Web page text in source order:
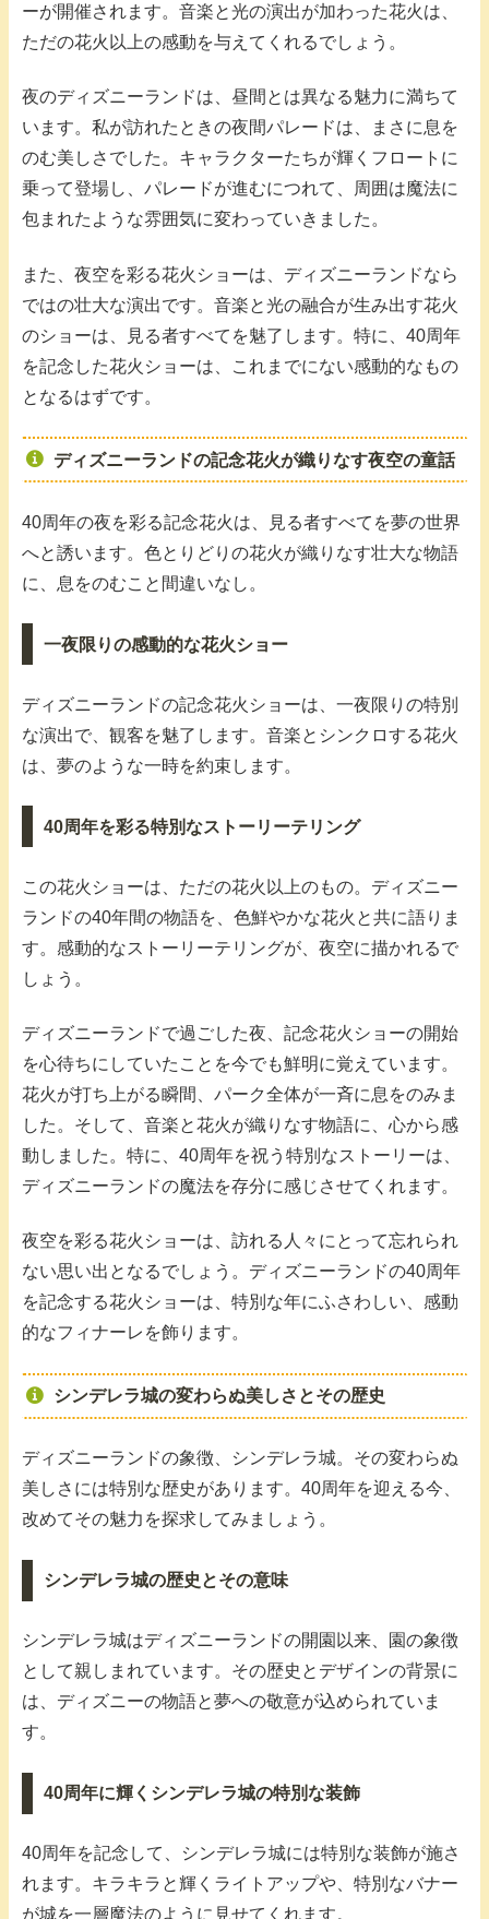
ーが開催されます。音楽と光の演出が加わった花火は、
ただの花火以上の感動を与えてくれるでしょう。
夜のディズニーランドは、昼間とは異なる魅力に満ちて
います。私が訪れたときの夜間パレードは、まさに息を
のむ美しさでした。キャラクターたちが輝くフロートに
乗って登場し、パレードが進むにつれて、周囲は魔法に
包まれたような雰囲気に変わっていきました。
また、夜空を彩る花火ショーは、ディズニーランドなら
ではの壮大な演出です。音楽と光の融合が生み出す花火
のショーは、見る者すべてを魅了します。特に、40周年
を記念した花火ショーは、これまでにない感動的なもの
となるはずです。
ディズニーランドの記念花火が織りなす夜空の童話
40周年の夜を彩る記念花火は、見る者すべてを夢の世界
へと誘います。色とりどりの花火が織りなす壮大な物語
に、息をのむこと間違いなし。
一夜限りの感動的な花火ショー
ディズニーランドの記念花火ショーは、一夜限りの特別
な演出で、観客を魅了します。音楽とシンクロする花火
は、夢のような一時を約束します。
40周年を彩る特別なストーリーテリング
この花火ショーは、ただの花火以上のもの。ディズニー
ランドの40年間の物語を、色鮮やかな花火と共に語りま
す。感動的なストーリーテリングが、夜空に描かれるで
しょう。
ディズニーランドで過ごした夜、記念花火ショーの開始
を心待ちにしていたことを今でも鮮明に覚えています。
花火が打ち上がる瞬間、パーク全体が一斉に息をのみま
した。そして、音楽と花火が織りなす物語に、心から感
動しました。特に、40周年を祝う特別なストーリーは、
ディズニーランドの魔法を存分に感じさせてくれます。
夜空を彩る花火ショーは、訪れる人々にとって忘れられ
ない思い出となるでしょう。ディズニーランドの40周年
を記念する花火ショーは、特別な年にふさわしい、感動
的なフィナーレを飾ります。
シンデレラ城の変わらぬ美しさとその歴史
ディズニーランドの象徴、シンデレラ城。その変わらぬ
美しさには特別な歴史があります。40周年を迎える今、
改めてその魅力を探求してみましょう。
シンデレラ城の歴史とその意味
シンデレラ城はディズニーランドの開園以来、園の象徴
として親しまれています。その歴史とデザインの背景に
は、ディズニーの物語と夢への敬意が込められていま
す。
40周年に輝くシンデレラ城の特別な装飾
40周年を記念して、シンデレラ城には特別な装飾が施さ
れます。キラキラと輝くライトアップや、特別なバナー
が城を一層魔法のように見せてくれます。